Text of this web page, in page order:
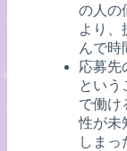
の人の
より、
んで時
応募先
という
で働け
性が未
しまっ